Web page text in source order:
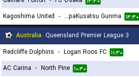
Kagoshima United - ThespaKusatsu Gunma ۱۳:۳۰
Australia Queensland Premier League 3
Redcliffe Dolphins - Logan Roos FC ۱۱:۳۰
AC Carina - North Pine ۱۰:۳۰